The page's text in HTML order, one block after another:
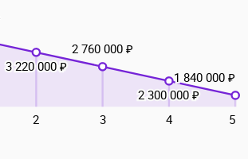
2 3 4 5
3 220 000 ₽
2 760 000 ₽
2 300 000 ₽
1 840 000 ₽